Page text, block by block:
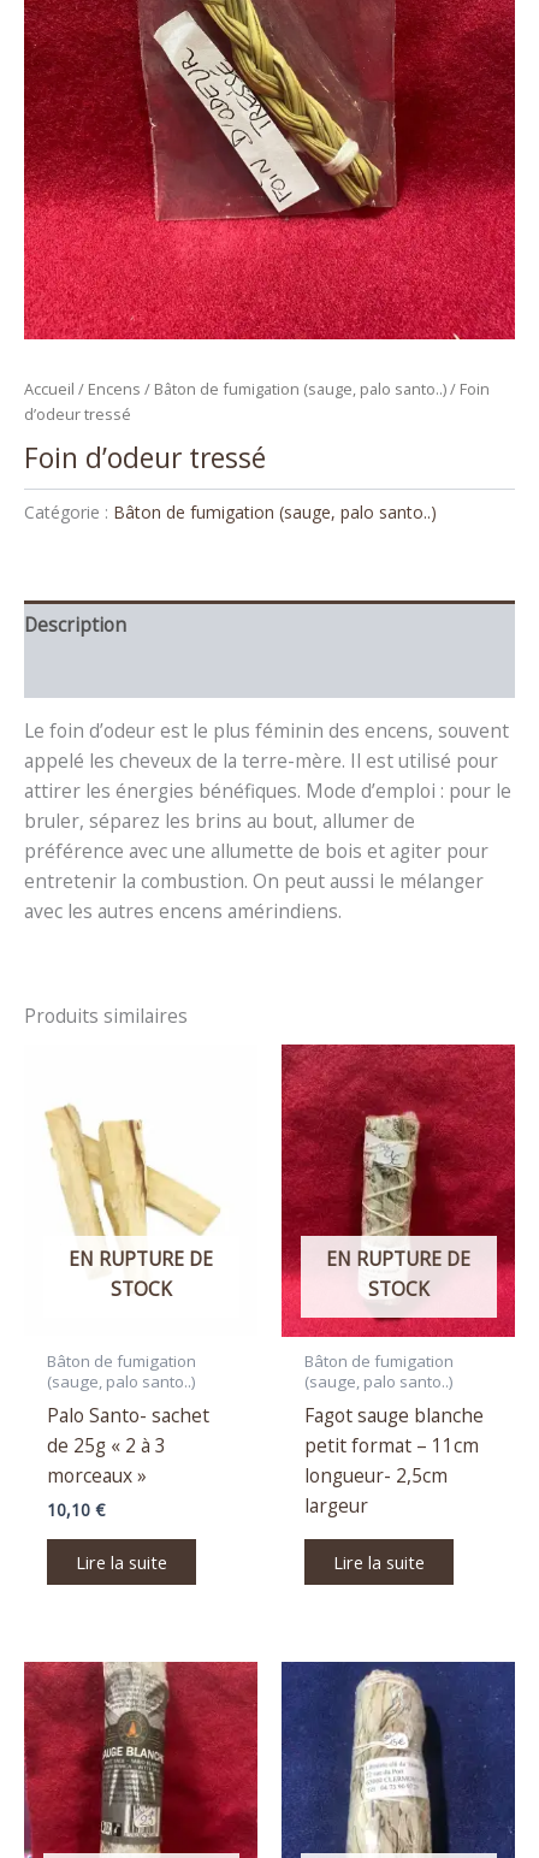
Accueil / Encens / Bâton de fumigation (sauge, palo santo..)/ Foin
d’odeur tressé
Foin d’odeur tressé
Catégorie : Bâton de fumigation (sauge, palo santo..)
Description
Le foin d’odeur est le plus féminin des encens, souvent
appelé les cheveux de la terre-mère. Il est utilisé pour
attirer les énergies bénéfiques. Mode d’emploi : pour le
bruler, séparez les brins au bout, allumer de
préférence avec une allumette de bois et agiter pour
entretenir la combustion. On peut aussi le mélanger
avec les autres encens amérindiens.
Produits similaires
EN RUPTURE DE
STOCK
Bâton de fumigation
(sauge, palo santo..)
Palo Santo- sachet
de 25g « 2 à 3
morceaux »
10,10 €
Lire la suite
EN RUPTURE DE
STOCK
Bâton de fumigation
(sauge, palo santo..)
Fagot sauge blanche
petit format – 11cm
longueur- 2,5cm
largeur
Lire la suite